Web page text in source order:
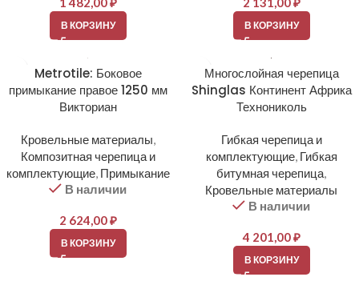
В КОРЗИНУ В КОРЗИНУ
Metrotile: Боковое
примыкание правое 1250 мм
Викториан
Кровельные материалы,
Композитная черепица и
комплектующие, Примыкание
В наличии
2 624,00₽
В КОРЗИНУ
Многослойная черепица
Shinglas Континент Африка
Технониколь
Гибкая черепица и
комплектующие, Гибкая
битумная черепица,
Кровельные материалы
В наличии
4 201,00₽
В КОРЗИНУ